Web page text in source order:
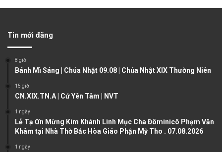
u
p
g
g
Tin mới đăng
8 giờ
Bánh Mì Sáng | Chúa Nhật 09.08 | Chúa Nhật XIX Thường Niên
15 giờ
CN.XIX.TN.A | Cứ Yên Tâm | NVT
1 ngày
Lễ Tạ Ơn Mừng Kim Khánh Linh Mục Cha Đôminicô Phạm Văn
Khâm tại Nhà Thờ Bắc Hòa Giáo Phận Mỹ Tho . 07.08.2026
1 ngày